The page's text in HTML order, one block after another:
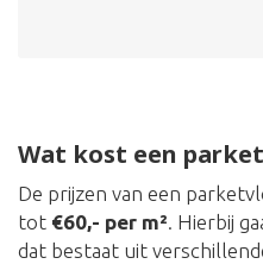
Wat kost een
De prijzen van een
tot €60,- per m². Hierbij
dat bestaat uit